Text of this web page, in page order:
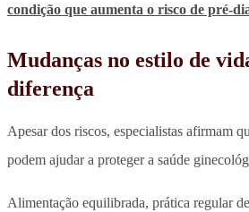
condição que aumenta o risco de pré-
Mudanças no estilo de
diferença
Apesar dos riscos, especialistas afirmam
podem ajudar a proteger a saúde
Alimentação equilibrada, prática regular